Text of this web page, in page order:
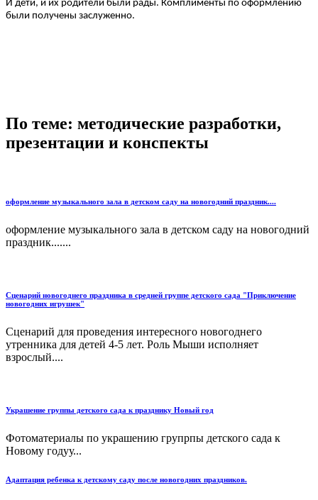
И дети, и их родители были рады. Комплименты по оформлению
были получены заслуженно.
По теме: методические разработки,
презентации и конспекты
оформление музыкального зала в детском саду на новогодний праздник....
оформление музыкального зала в детском саду на новогодний
праздник.......
Сценарий новогоднего праздника в средней группе детского сада "Приключение
новогодних игрушек"
Сценарий для проведения интересного новогоднего
утренника для детей 4-5 лет. Роль Мыши исполняет
взрослый....
Украшение группы детского сада к празднику Новый год
Фотоматериалы по украшению групрпы детского сада к
Новому годуу...
Адаптация ребенка к детскому саду после новогодних праздников.